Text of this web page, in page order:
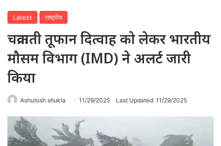
Latest राष्ट्रीय
चक्रवाती तूफान दित्वाह को लेकर भारतीय
मौसम विभाग (IMD) ने अलर्ट जारी
किया
Ashutosh shukla 11/29/2025 Last Updated: 11/29/2025